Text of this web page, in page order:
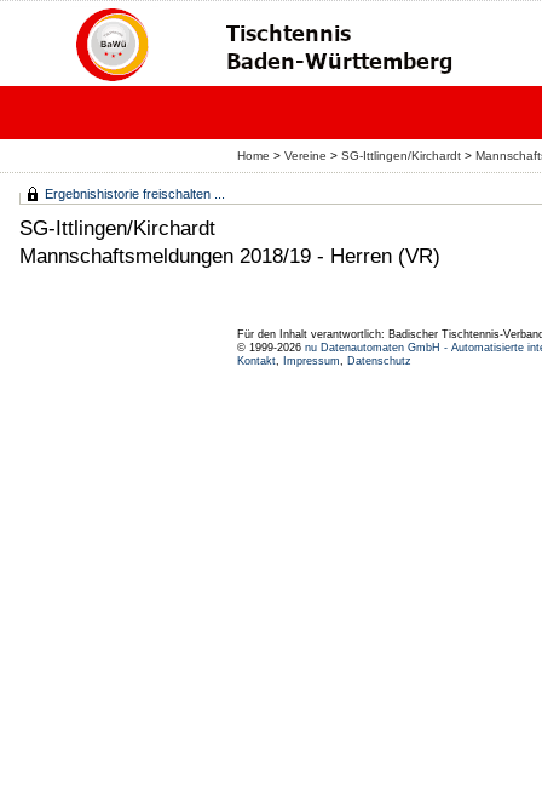
Home > Vereine > SG-Ittlingen/Kirchardt >
Ergebnishistorie freischalten ...
SG-Ittlingen/Kirchardt
Mannschaftsmeldungen 2018/19 - Herren (VR)
Für den Inhalt verantwortlich: Badischer Tischtennis-
© 1999-2026 nu Datenautomaten GmbH - Automatisierte
Kontakt, Impressum, Datenschutz